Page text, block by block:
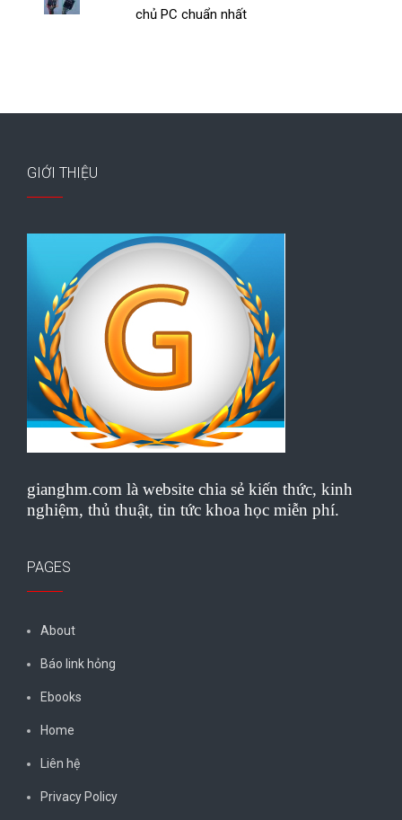
chủ PC chuẩn nhất
GIỚI THIỆU
gianghm.com là website chia sẻ kiến thức, kinh
nghiệm, thủ thuật, tin tức khoa học miễn phí.
PAGES
About
Báo link hỏng
Ebooks
Home
Liên hệ
Privacy Policy